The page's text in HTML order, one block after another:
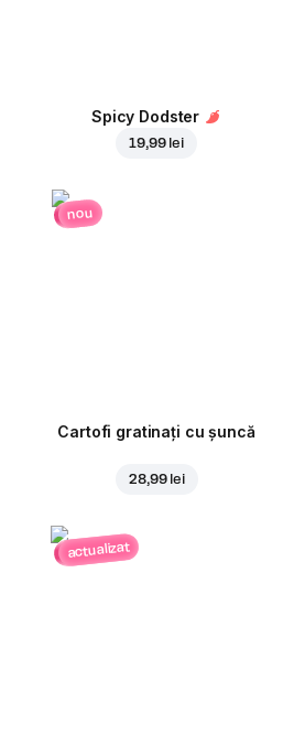
Spicy Dodster
19,99 lei
nou
Cartofi gratinați cu șuncă
28,99 lei
actualizat